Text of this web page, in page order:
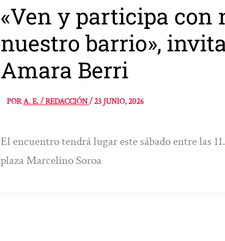
«Ven y participa con
nuestro barrio»,
Amara Berri
PORA. E. / REDACCIÓN/23 JUNIO, 2026
El encuentro tendrá lugar este sábado entre las
plaza Marcelino Soroa